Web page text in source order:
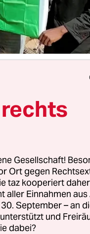
setzen den
bis dahin
vor die
um „das
den
September
fallen
Gesellschaft!
Ort gegen
taz kooperiert
aller Einnahmen
September – an
und
dabei?